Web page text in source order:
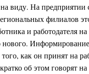
на виду. На
филиалов
и работодателя на
нового.
как он принят на
об этом говорят